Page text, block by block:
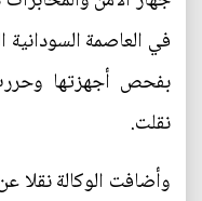
في العاصمة
بفحص أجهزتها
نقلت.
وأضافت الوكالة نقلا